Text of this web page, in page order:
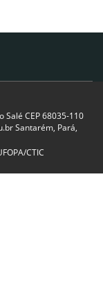
Salé CEP 68035-110
Santarém, Pará,
CTIC